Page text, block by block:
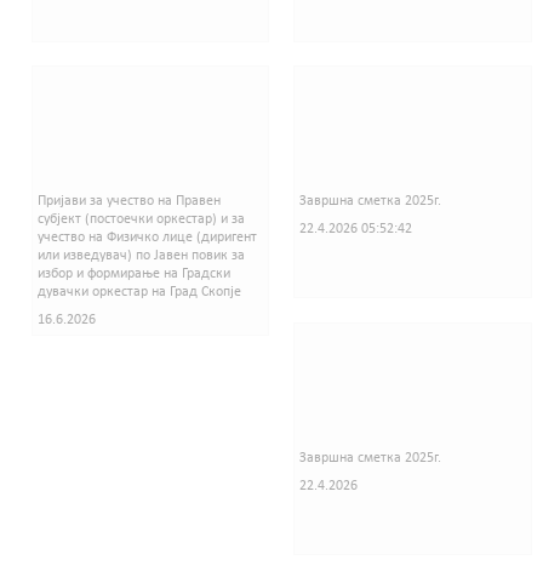
Пријави за учество на Правен
субјект (постоечки оркестар) и за
учество на Физичко лице (диригент
или изведувач) по Јавен повик за
избор и формирање на Градски
дувачки оркестар на Град Скопје
16.6.2026
Завршна сметка 2025г.
22.4.2026 05:52:42
Завршна сметка 2025г.
22.4.2026